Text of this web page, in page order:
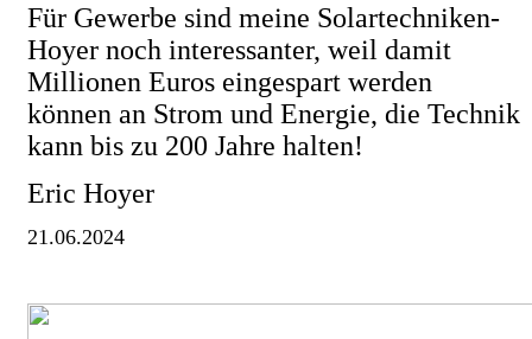
Für Gewerbe sind meine Solartechniken-
Hoyer noch interessanter, weil damit
Millionen Euros eingespart werden
können an Strom und Energie, die Technik
kann bis zu 200 Jahre halten!
Eric Hoyer
21.06.2024